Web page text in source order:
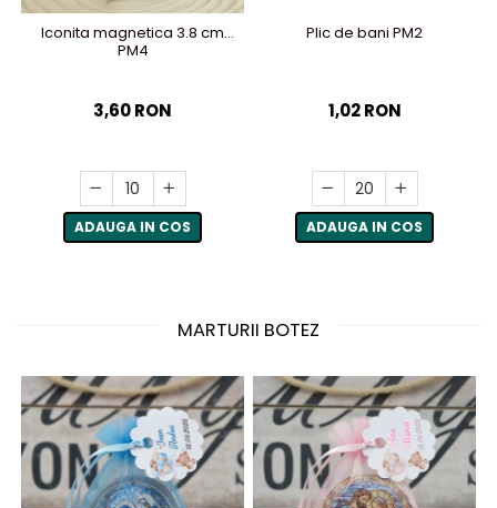
Iconita magnetica 3.8 cm
PM4
3,60 RON
ADAUGA IN COS
Plic de bani PM2
1,02 RON
ADAUGA IN COS
MARTURII BOTEZ